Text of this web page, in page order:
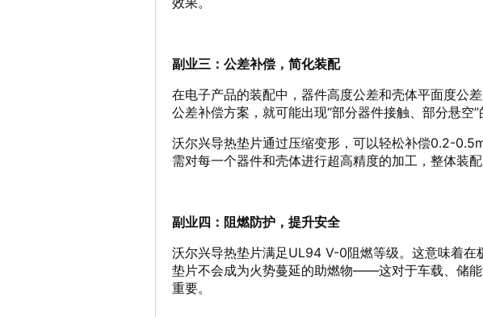
副业三：公差补偿，简化装配
在电子产品的装配中，器件高度公差和壳体平面度公
公差补偿方案，就可能出现“部分器件接触、部分悬空”
沃尔兴导热垫片通过压缩变形，可以轻松补偿0.2-
需对每一个器件和壳体进行超高精度的加工，整体装配
副业四：阻燃防护，提升安全
沃尔兴导热垫片满足UL94 V-0阻燃等级。这意味着在
垫片不会成为火势蔓延的助燃物——这对于车载、储
重要。